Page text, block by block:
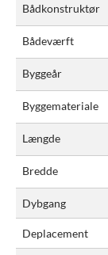
Bådkonstruktør
Bådeværft
Byggeår
Byggemateriale
Længde
Bredde
Dybgang
Deplacement